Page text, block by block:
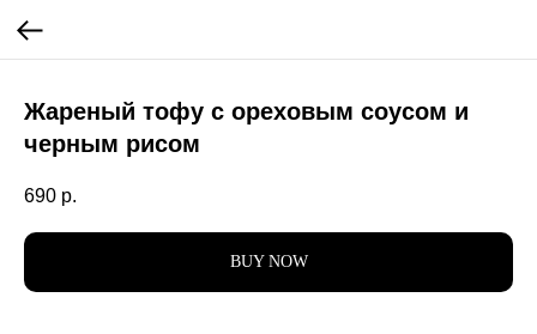
Жареный тофу с ореховым соусом и
черным рисом
690 р.
BUY NOW